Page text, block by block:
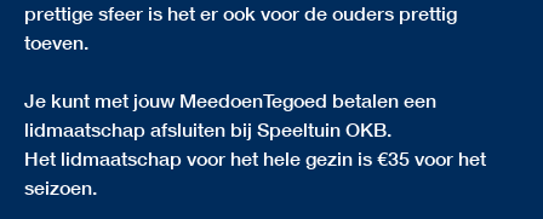
prettige sfeer is het er ook voor de ouders prettig
toeven.
Je kunt met jouw MeedoenTegoed betalen een
lidmaatschap afsluiten bij Speeltuin OKB.
Het lidmaatschap voor het hele gezin is €35 voor het
seizoen.